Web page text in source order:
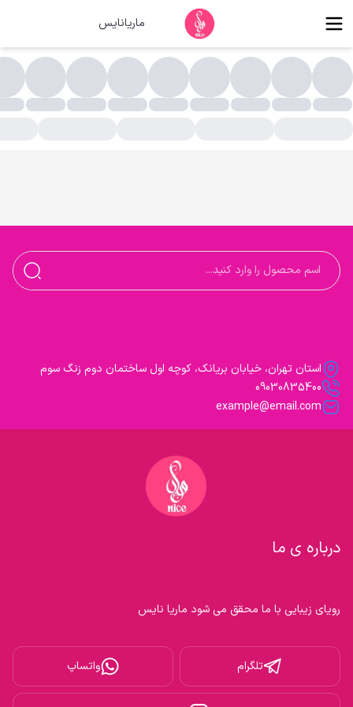
ماریانایس
درباره ی ما
رویای زیبایی با ما محقق می شود ماریا نایس
تلگرام واتساپ
استان تهران، خیابان بریانک، کوچه اول ساختمان دوم زنگ سوم
09030835400
example@email.com